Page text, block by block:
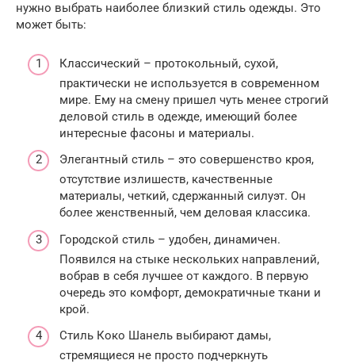
нужно выбрать наиболее близкий стиль одежды. Это
может быть:
Классический – протокольный, сухой,
практически не используется в современном
мире. Ему на смену пришел чуть менее строгий
деловой стиль в одежде, имеющий более
интересные фасоны и материалы.
Элегантный стиль – это совершенство кроя,
отсутствие излишеств, качественные
материалы, четкий, сдержанный силуэт. Он
более женственный, чем деловая классика.
Городской стиль – удобен, динамичен.
Появился на стыке нескольких направлений,
вобрав в себя лучшее от каждого. В первую
очередь это комфорт, демократичные ткани и
крой.
Стиль Коко Шанель выбирают дамы,
стремящиеся не просто подчеркнуть